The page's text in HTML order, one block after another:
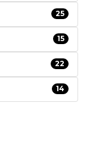
25
15
22
14